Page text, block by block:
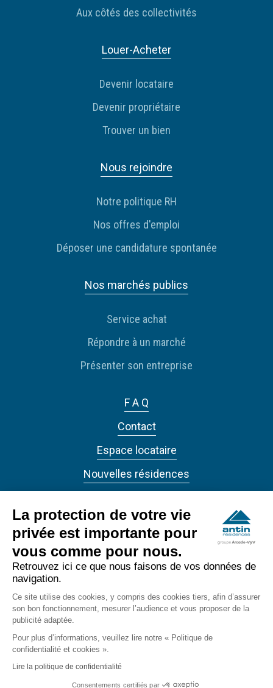
Aux côtés des collectivités
Louer-Acheter
Devenir locataire
Devenir propriétaire
Trouver un bien
Nous rejoindre
Notre politique RH
Nos offres d'emploi
Déposer une candidature spontanée
Nos marchés publics
Service achat
Répondre à un marché
Présenter son entreprise
F A Q
Contact
Espace locataire
Nouvelles résidences
ANTIN RÉSIDENCES 2022 - Tous droits réservés
Accessibilité
Confidentialité
Mentions légales
La protection de votre vie
privée est importante pour
vous comme pour nous.
Retrouvez ici ce que nous faisons de vos données de
navigation.
Ce site utilise des cookies, y compris des cookies tiers, afin d’assurer
son bon fonctionnement, mesurer l’audience et vous proposer de la
publicité adaptée.
Pour plus d’informations, veuillez lire notre « Politique de
confidentialité et cookies ».
Lire la politique de confidentialité
Consentements certifiés par